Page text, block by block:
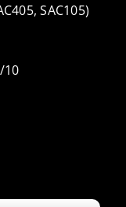
SAC105)
10